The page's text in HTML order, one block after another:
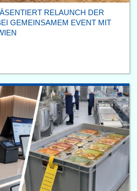
RELAUNCH DER
GEMEINSAMEM EVENT MIT